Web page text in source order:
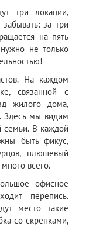
три локации,
за три
на пять
не только
На каждом
связанной с
жилого дома,
Здесь мы видим
семьи. В каждой
быть фикус,
плюшевый
всего.
офисное
перепись.
место такие
со скрепками,